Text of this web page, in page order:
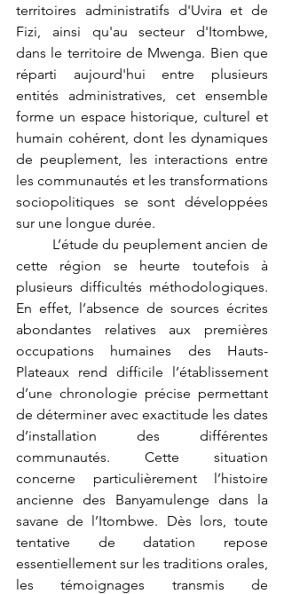
territoires administratifs d'Uvira et de
Fizi, ainsi qu'au secteur d'Itombwe,
dans le territoire de Mwenga. Bien que
réparti aujourd'hui entre plusieurs
entités administratives, cet ensemble
forme un espace historique, culturel et
humain cohérent, dont les dynamiques
de peuplement, les interactions entre
les communautés et les transformations
sociopolitiques se sont développées
sur une longue durée.
cette région se heurte toutefois à
plusieurs difficultés méthodologiques.
En effet, l’absence de sources écrites
abondantes relatives aux premières
occupations humaines des Hauts-
Plateaux rend difficile l’établissement
d’une chronologie précise permettant
de déterminer avec exactitude les dates
d’installation des différentes
communautés. Cette situation
concerne particulièrement l’histoire
ancienne des Banyamulenge dans la
savane de l’Itombwe. Dès lors, toute
tentative de datation repose
essentiellement sur les traditions orales,
les témoignages transmis de